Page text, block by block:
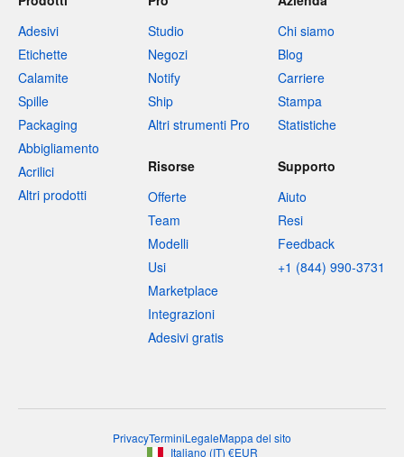
Adesivi
Etichette
Calamite
Spille
Packaging
Abbigliamento
Acrilici
Altri prodotti
Studio
Negozi
Notify
Ship
Altri strumenti Pro
Chi siamo
Blog
Carriere
Stampa
Statistiche
Risorse
Offerte
Team
Modelli
Usi
Marketplace
Integrazioni
Adesivi gratis
Supporto
Aiuto
Resi
Feedback
+1 (844) 990-3731
PrivacyTerminiLegaleMappa del sito
Italiano (IT) €EUR